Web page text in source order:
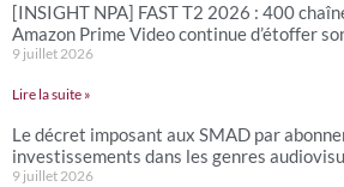
[INSIGHT NPA] FAST T2 2026 : 400
Amazon Prime Video continue d’étoffer
9 juillet 2026
Lire la suite »
Le décret imposant aux SMAD par
investissements dans les genres
9 juillet 2026